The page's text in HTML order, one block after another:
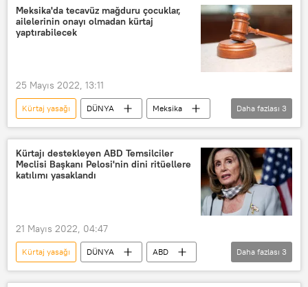
Donald Trump
Meksika'da tecavüz mağduru çocuklar,
ailelerinin onayı olmadan kürtaj
yaptırabilecek
25 Mayıs 2022, 13:11
Kürtaj yasağı DÜNYA
Meksika
Tecavüz
Çocuğa tecavüz
Kürtaj
Daha fazlası 3
Kürtajı destekleyen ABD Temsilciler
Meclisi Başkanı Pelosi'nin dini ritüellere
katılımı yasaklandı
21 Mayıs 2022, 04:47
Kürtaj yasağı DÜNYA
ABD
Nancy Pelosi
ABD Temsilciler Meclisi
Daha fazlası 3